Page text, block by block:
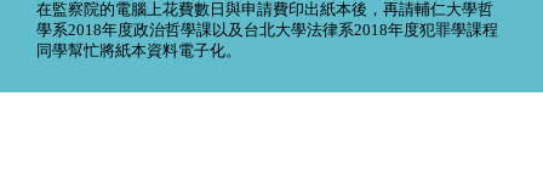
在監察院的電腦上花費數日與申請費印出紙本後，再請輔仁大學哲
學系2018年度政治哲學課以及台北大學法律系2018年度犯罪學課程
同學幫忙將紙本資料電子化。